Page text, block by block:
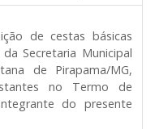
de cestas básicas
Secretaria Municipal
de Pirapama/MG,
no Termo de
do presente